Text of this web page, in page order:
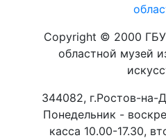
Copyright © 2000
областной музей
344082, г.Ростов-на-
Понедельник -
касса 10.00-17.30,